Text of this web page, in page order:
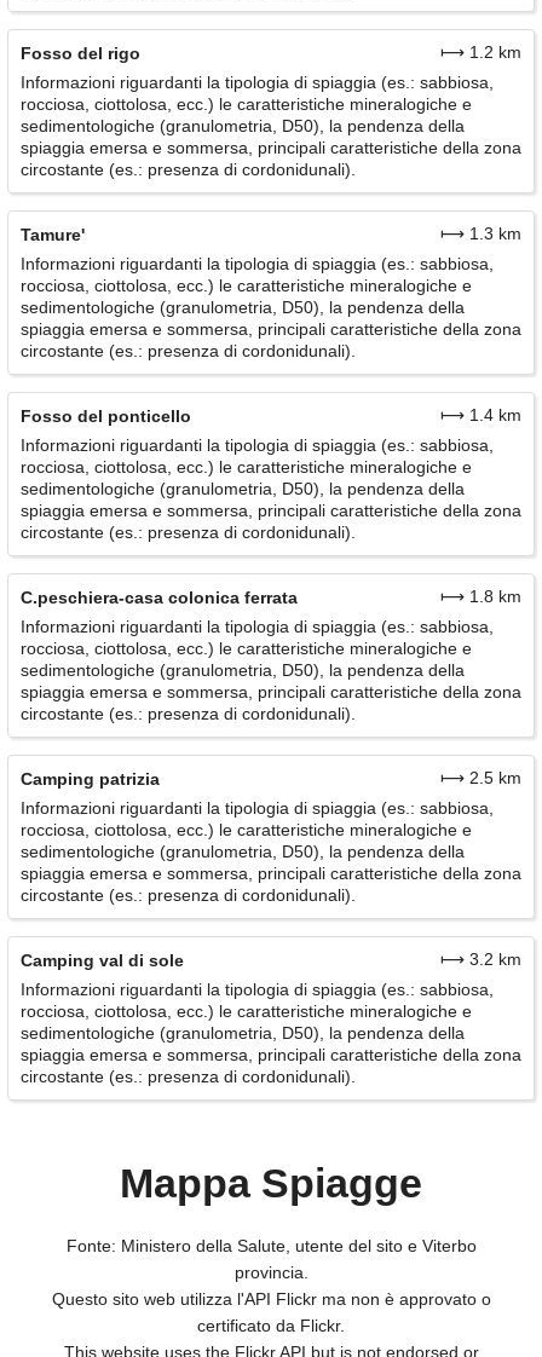
Fosso del rigo
⟼ 1.2 km
Informazioni riguardanti la tipologia di spiaggia (es.: sabbiosa,
rocciosa, ciottolosa, ecc.) le caratteristiche mineralogiche e
sedimentologiche (granulometria, D50), la pendenza della
spiaggia emersa e sommersa, principali caratteristiche della zona
circostante (es.: presenza di cordonidunali).
Tamure'
⟼ 1.3 km
Informazioni riguardanti la tipologia di spiaggia (es.: sabbiosa,
rocciosa, ciottolosa, ecc.) le caratteristiche mineralogiche e
sedimentologiche (granulometria, D50), la pendenza della
spiaggia emersa e sommersa, principali caratteristiche della zona
circostante (es.: presenza di cordonidunali).
Fosso del ponticello
⟼ 1.4 km
Informazioni riguardanti la tipologia di spiaggia (es.: sabbiosa,
rocciosa, ciottolosa, ecc.) le caratteristiche mineralogiche e
sedimentologiche (granulometria, D50), la pendenza della
spiaggia emersa e sommersa, principali caratteristiche della zona
circostante (es.: presenza di cordonidunali).
C.peschiera-casa colonica ferrata
⟼ 1.8 km
Informazioni riguardanti la tipologia di spiaggia (es.: sabbiosa,
rocciosa, ciottolosa, ecc.) le caratteristiche mineralogiche e
sedimentologiche (granulometria, D50), la pendenza della
spiaggia emersa e sommersa, principali caratteristiche della zona
circostante (es.: presenza di cordonidunali).
Camping patrizia
⟼ 2.5 km
Informazioni riguardanti la tipologia di spiaggia (es.: sabbiosa,
rocciosa, ciottolosa, ecc.) le caratteristiche mineralogiche e
sedimentologiche (granulometria, D50), la pendenza della
spiaggia emersa e sommersa, principali caratteristiche della zona
circostante (es.: presenza di cordonidunali).
Camping val di sole
⟼ 3.2 km
Informazioni riguardanti la tipologia di spiaggia (es.: sabbiosa,
rocciosa, ciottolosa, ecc.) le caratteristiche mineralogiche e
sedimentologiche (granulometria, D50), la pendenza della
spiaggia emersa e sommersa, principali caratteristiche della zona
circostante (es.: presenza di cordonidunali).
Mappa Spiagge
Fonte: Ministero della Salute, utente del sito e Viterbo
provincia.
Questo sito web utilizza l'API Flickr ma non è approvato o
certificato da Flickr.
This website uses the Flickr API but is not endorsed or